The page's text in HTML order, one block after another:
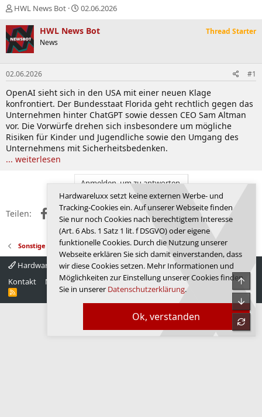
E
s
t
e
e
r
HWL News Bot
E
s
t
a
m
02.06.2026
HWL News Bot
News
Thread Starter
02.06.2026 #1
OpenAI sieht sich in den USA mit einer neuen Klage
konfrontiert. Der Bundesstaat Florida geht rechtlich gegen das
Unternehmen hinter ChatGPT sowie dessen CEO Sam Altman
vor. Die Vorwürfe drehen sich insbesondere um mögliche
Risiken für Kinder und Jugendliche sowie den Umgang des
Unternehmens mit Sicherheitsbedenken.
... weiterlesen
Anmelden, um zu antworten.
Teilen: FacebookX (Twitter)
RedditWhatsApp
E-MailLink
Sonstige News
Hardwareluxx 4.0
Deutsch
Kontakt
Nutzungsbedingungen Datenschutz Hilfe Startseite
R
Ok, verstanden
Hardwareluxx setzt keine externen Werbe- und
Tracking-Cookies ein. Auf unserer Webseite finden
Sie nur noch Cookies nach berechtigtem Interesse
(Art. 6 Abs. 1 Satz 1 lit. f DSGVO) oder eigene
funktionelle Cookies. Durch die Nutzung unserer
Webseite erklären Sie sich damit einverstanden, dass
wir diese Cookies setzen. Mehr Informationen und
Möglichkeiten zur Einstellung unserer Cookies finden
Sie in unserer Datenschutzerklärung.